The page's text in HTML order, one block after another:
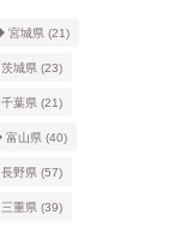
宮城県 (21)
茨城県 (23)
千葉県 (21)
富山県 (40)
長野県 (57)
三重県 (39)